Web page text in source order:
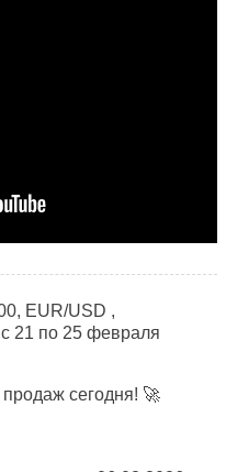
EUR/USD ,
21 по 25 февраля
сегодня! 🚀